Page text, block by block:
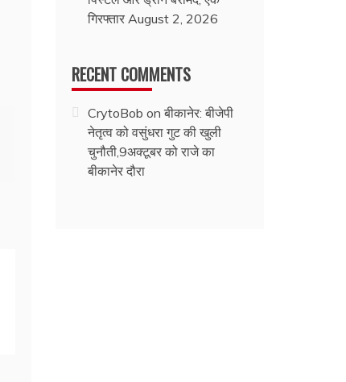
गिरफ्तार August 2, 2026
RECENT COMMENTS
CrytoBob onबीकानेर: बीजेपी
नेतृत्व को वसुंधरा गुट की खुली
चुनौती,9अक्टूबर को राजे का
बीकानेर दौरा